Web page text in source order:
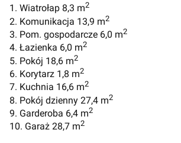
1. Wiatrołap 8,3 m2
2. Komunikacja 13,9 m2
3. Pom. gospodarcze 6,0 m2
4. Łazienka 6,0 m2
5. Pokój 18,6 m2
6. Korytarz 1,8 m2
7. Kuchnia 16,6 m2
8. Pokój dzienny 27,4 m2
9. Garderoba 6,4 m2
10. Garaż 28,7 m2